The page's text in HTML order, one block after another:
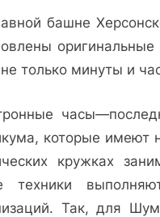
башне
только минуты и
которые
кружках
техники
Так, для